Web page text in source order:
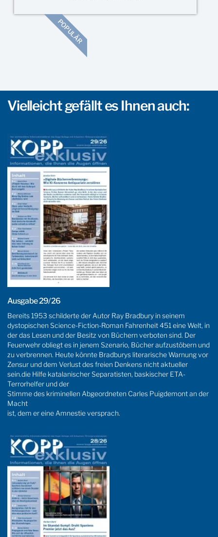
POPULÄR
Vielleicht gefällt es Ihnen auch:
Ausgabe 29/26
Bereits 1953 schilderte der Autor Ray Bradbury in seinem
dystopischen Science-Fiction-Roman Fahrenheit 451 eine Welt, in
der das Lesen und der Besitz von Büchern verboten sind. Der
Feuerwehr obliegt es in jenem Szenario, Bücher aufzustöbern und
zu verbrennen. Heute könnte Bradburys literarische Warnung vor
Zensur und dem Verlust des freien Denkens nicht aktueller
sein.die Hilfe katalanischer Separatisten, baskischer ETA-
Terrorhelfer und der
Stimme des kriminellen Abgeordneten Carles Puigdemont an der
Macht
ist, dem er eine Amnestie versprach.